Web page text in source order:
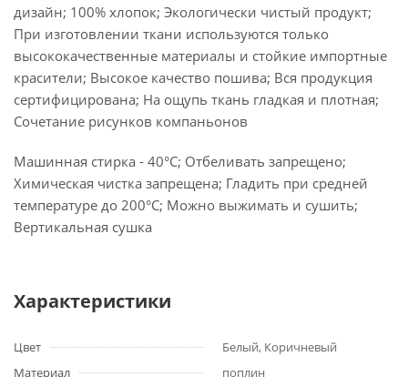
дизайн; 100% хлопок; Экологически чистый продукт;
При изготовлении ткани используются только
высококачественные материалы и стойкие импортные
красители; Высокое качество пошива; Вся продукция
сертифицирована; На ощупь ткань гладкая и плотная;
Сочетание рисунков компаньонов
Машинная стирка - 40°C; Отбеливать запрещено;
Химическая чистка запрещена; Гладить при средней
температуре до 200°С; Можно выжимать и сушить;
Вертикальная сушка
Характеристики
Цвет
Белый, Коричневый
Материал
поплин